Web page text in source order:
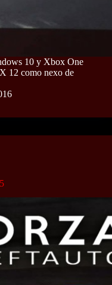
10 y Xbox One
12 como nexo de